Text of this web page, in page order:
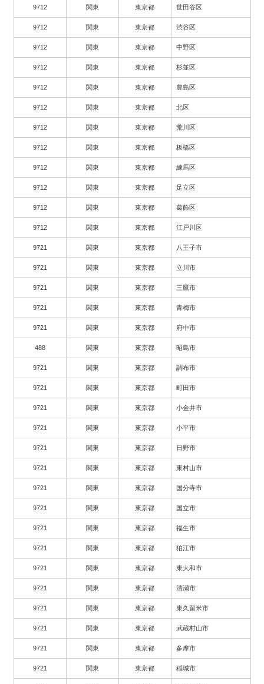
9712 関東 東京都 世田谷区
9712 関東 東京都 渋谷区
9712 関東 東京都 中野区
9712 関東 東京都 杉並区
9712 関東 東京都 豊島区
9712 関東 東京都 北区
9712 関東 東京都 荒川区
9712 関東 東京都 板橋区
9712 関東 東京都 練馬区
9712 関東 東京都 足立区
9712 関東 東京都 葛飾区
9712 関東 東京都 江戸川区
9721 関東 東京都 八王子市
9721 関東 東京都 立川市
9721 関東 東京都 三鷹市
9721 関東 東京都 青梅市
9721 関東 東京都 府中市
488 関東 東京都 昭島市
9721 関東 東京都 調布市
9721 関東 東京都 町田市
9721 関東 東京都 小金井市
9721 関東 東京都 小平市
9721 関東 東京都 日野市
9721 関東 東京都 東村山市
9721 関東 東京都 国分寺市
9721 関東 東京都 国立市
9721 関東 東京都 福生市
9721 関東 東京都 狛江市
9721 関東 東京都 東大和市
9721 関東 東京都 清瀬市
9721 関東 東京都 東久留米市
9721 関東 東京都 武蔵村山市
9721 関東 東京都 多摩市
9721 関東 東京都 稲城市